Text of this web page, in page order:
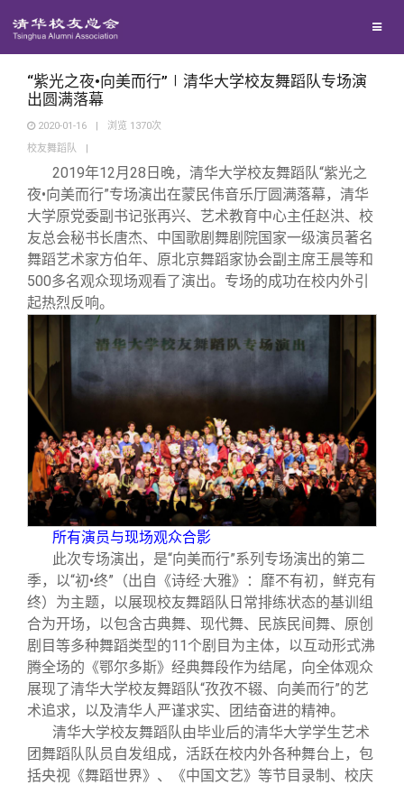
地区联络
年级联络
院系校友工作
专业委员会
西南联大校友会
回馈母校
捐赠项目
捐赠新闻
捐赠纪事
义工计划
媒体平台
《清华校友通讯》
《水木清华》
新媒体平台
百年清华
清华人物
青春风采
校友讲坛
校友视界
校友服务
信息化服务
实用信息
总会简介
总会章程
理事会名单
制度法规
联系我们
关闭
“紫光之夜•向美而行”∣清华大学校友舞蹈队专场演
出圆满落幕
2020-01-16 | 浏览 1370次
校友舞蹈队
|
2019年12月 28 日晚，清华大学校友舞蹈队“紫光之
夜•向美而行”专场演出在蒙民伟音乐厅圆满落幕，清华
大学原党委副书记张再兴、艺术教育中心主任赵洪、校
友总会秘书长唐杰、中国歌剧舞剧院国家一级演员著名
舞蹈艺术家方伯年、原北京舞蹈家协会副主席王晨等和
500多名观众现场观看了演出。专场的成功在校内外引
起热烈反响。
所有演员与现场观众合影
此次专场演出，是“向美而行”系列专场演出的第二
季，以“初•终”（出自《诗经·大雅》：靡不有初，鲜克有
终）为主题，以展现校友舞蹈队日常排练状态的基训组
合为开场，以包含古典舞、现代舞、民族民间舞、原创
剧目等多种舞蹈类型的11个剧目为主体，以互动形式沸
腾全场的《鄂尔多斯》经典舞段作为结尾，向全体观众
展现了清华大学校友舞蹈队“孜孜不辍、向美而行”的艺
术追求，以及清华人严谨求实、团结奋进的精神。
清华大学校友舞蹈队由毕业后的清华大学学生艺术
团舞蹈队队员自发组成，活跃在校内外各种舞台上，包
括央视《舞蹈世界》、《中国文艺》等节目录制、校庆